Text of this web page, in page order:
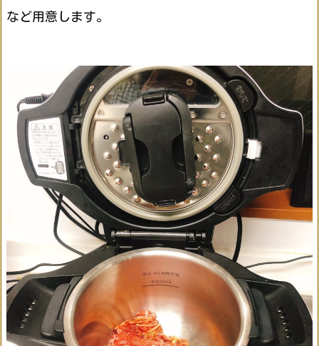
など用意します。